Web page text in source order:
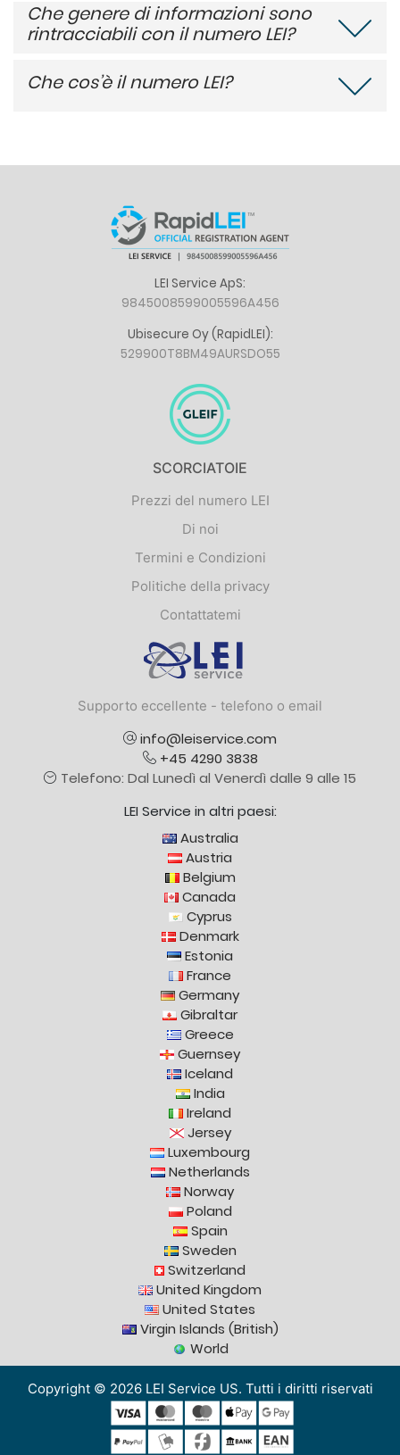
Che genere di informazioni sono
rintracciabili con il numero LEI?
Che cos’è il numero LEI?
LEI Service ApS:
9845008599005596A456
Ubisecure Oy (RapidLEI):
529900T8BM49AURSDO55
SCORCIATOIE
Prezzi del numero LEI
Di noi
Termini e Condizioni
Politiche della privacy
Contattatemi
Supporto eccellente - telefono o email
info@leiservice.com
+45 4290 3838
Telefono: Dal Lunedì al Venerdì dalle 9 alle 15
LEI Service in altri paesi:
Australia
Austria
Belgium
Canada
Cyprus
Denmark
Estonia
France
Germany
Gibraltar
Greece
Guernsey
Iceland
India
Ireland
Jersey
Luxembourg
Netherlands
Norway
Poland
Spain
Sweden
Switzerland
United Kingdom
United States
Virgin Islands (British)
World
Copyright © 2026 LEI Service US. Tutti i diritti riservati